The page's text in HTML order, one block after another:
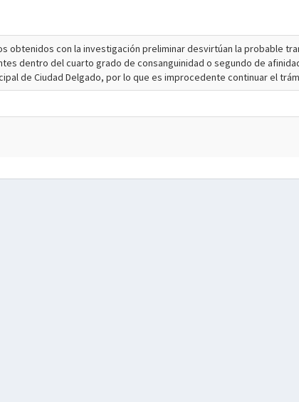
obtenidos con la investigación preliminar desvirtúan la probable
dentro del cuarto grado de consanguinidad o segundo de
de Ciudad Delgado, por lo que es improcedente continuar el